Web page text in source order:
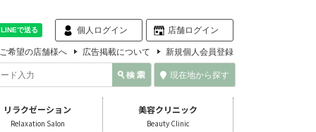
個人ログイン 店舗ログイン
希望の店舗様へ 広告掲載について 新規個人会員登録
現在地から探す
リラクゼーション
Relaxation Salon
美容クリニック
Beauty Clinic